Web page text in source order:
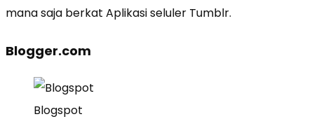
mana saja berkat Aplikasi seluler Tumblr.
Blogger.com
Blogspot